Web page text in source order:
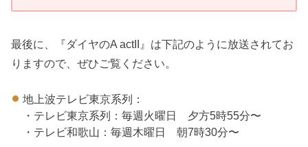
最後に、『ダイヤのA actII』は下記のように放送されてお
りますので、ぜひご覧ください。
地上波テレビ東京系列：
・テレビ東京系列：毎週火曜日 夕方5時55分〜
・テレビ和歌山：毎週木曜日 朝7時30分〜